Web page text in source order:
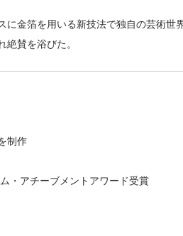
金箔を用いる新技法で独自の芸術世
賛を浴びた。
制作
・アチーブメントアワード受賞